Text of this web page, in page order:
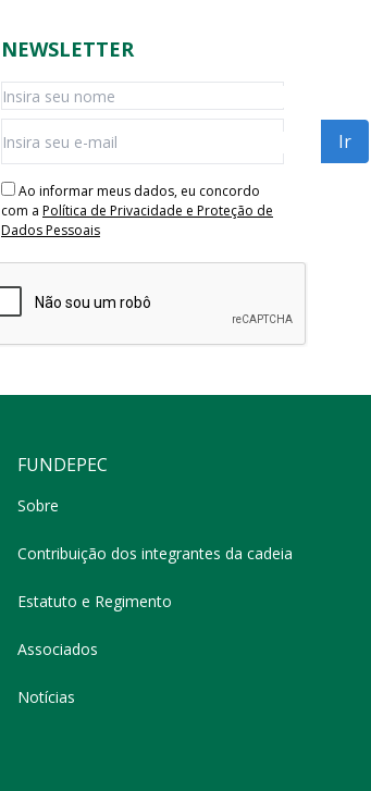
NEWSLETTER
Ao informar meus dados, eu concordo
com a Política de Privacidade e Proteção de
Dados Pessoais
FUNDEPEC
Sobre
Contribuição dos integrantes da cadeia
Estatuto e Regimento
Associados
Notícias